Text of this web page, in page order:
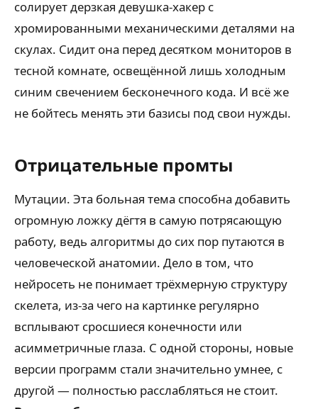
солирует дерзкая девушка-хакер с
хромированными механическими деталями на
скулах. Сидит она перед десятком мониторов в
тесной комнате, освещённой лишь холодным
синим свечением бесконечного кода. И всё же
не бойтесь менять эти базисы под свои нужды.
Отрицательные промты
Мутации. Эта больная тема способна добавить
огромную ложку дёгтя в самую потрясающую
работу, ведь алгоритмы до сих пор путаются в
человеческой анатомии. Дело в том, что
нейросеть не понимает трёхмерную структуру
скелета, из-за чего на картинке регулярно
всплывают сросшиеся конечности или
асимметричные глаза. С одной стороны, новые
версии программ стали значительно умнее, с
другой — полностью расслабляться не стоит.